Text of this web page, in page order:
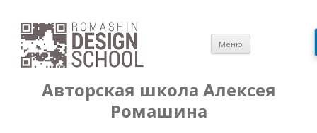
Авторская школа Алексея
Ромашина
Меню
содержимому